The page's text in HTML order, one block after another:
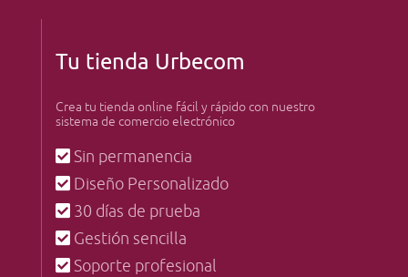
Tu tienda Urbecom
Crea tu tienda online fácil y rápido con nuestro
sistema de comercio electrónico
Sin permanencia
Diseño Personalizado
30 días de prueba
Gestión sencilla
Soporte profesional